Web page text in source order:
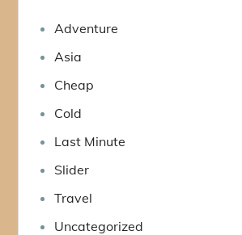
Adventure
Asia
Cheap
Cold
Last Minute
Slider
Travel
Uncategorized